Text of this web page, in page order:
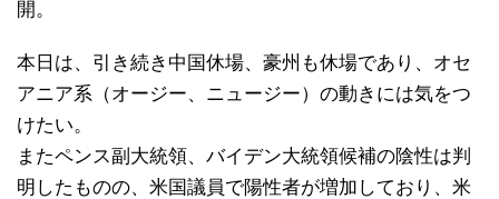
開。
本日は、引き続き中国休場、豪州も休場であり、オセ
アニア系（オージー、ニュージー）の動きには気をつ
けたい。
またペンス副大統領、バイデン大統領候補の陰性は判
明したものの、米国議員で陽性者が増加しており、米